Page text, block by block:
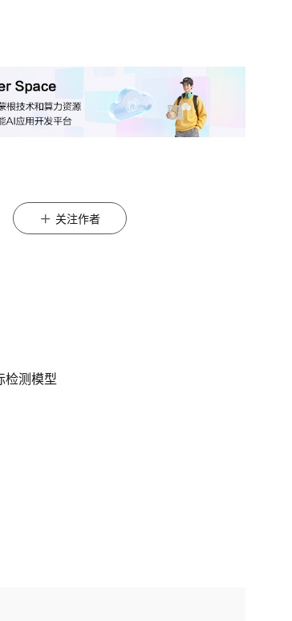
关注作者
检测模型